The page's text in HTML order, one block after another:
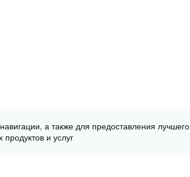
а также для предоставления лучшего
и услуг